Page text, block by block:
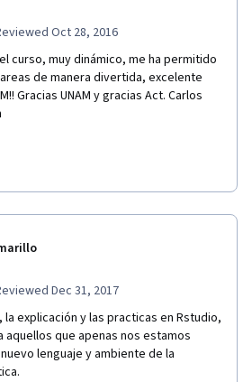
Oct 28, 2016
curso, muy dinámico, me ha permitido
de manera divertida, excelente
Gracias UNAM y gracias Act. Carlos
Dec 31, 2017
explicación y las practicas en Rstudio,
aquellos que apenas nos estamos
lenguaje y ambiente de la